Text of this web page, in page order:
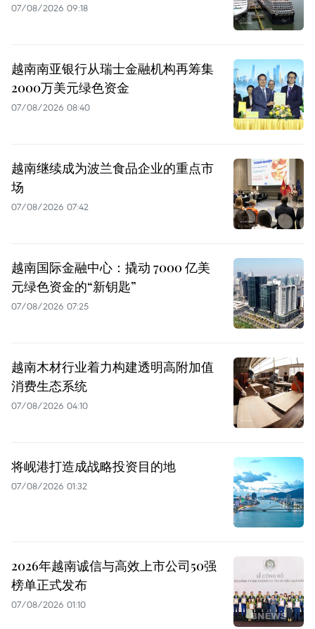
07/08/2026 09:18
越南南亚银行从瑞士金融机构再筹集
2000万美元绿色资金
07/08/2026 08:40
越南继续成为波兰食品企业的重点市
场
07/08/2026 07:42
越南国际金融中心：撬动 7000 亿美
元绿色资金的“新钥匙”
07/08/2026 07:25
越南木材行业着力构建透明高附加值
消费生态系统
07/08/2026 04:10
将岘港打造成战略投资目的地
07/08/2026 01:32
2026年越南诚信与高效上市公司50强
榜单正式发布
07/08/2026 01:10